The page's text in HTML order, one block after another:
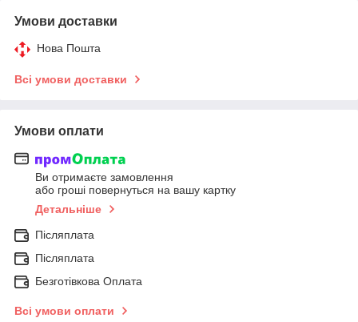
Умови доставки
Нова Пошта
Всі умови доставки
Умови оплати
Ви отримаєте замовлення
або гроші повернуться на вашу картку
Детальніше
Післяплата
Післяплата
Безготівкова Оплата
Всі умови оплати